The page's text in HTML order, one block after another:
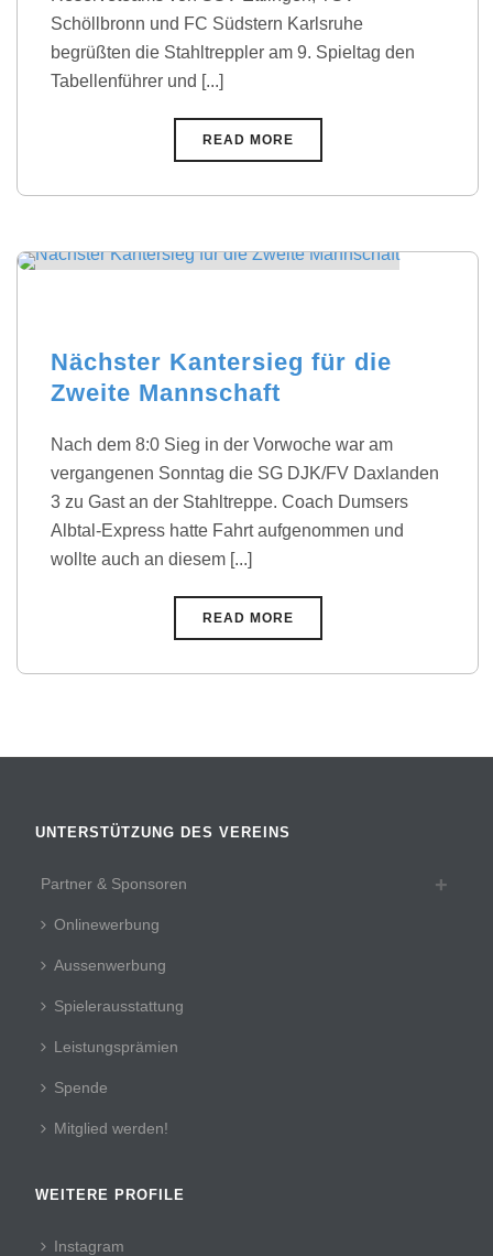
Schöllbronn und FC Südstern Karlsruhe
begrüßten die Stahltreppler am 9. Spieltag den
Tabellenführer und [...]
READ MORE
Nächster Kantersieg für die
Zweite Mannschaft
Nach dem 8:0 Sieg in der Vorwoche war am
vergangenen Sonntag die SG DJK/FV Daxlanden
3 zu Gast an der Stahltreppe. Coach Dumsers
Albtal-Express hatte Fahrt aufgenommen und
wollte auch an diesem [...]
READ MORE
UNTERSTÜTZUNG DES VEREINS
Partner & Sponsoren
Onlinewerbung
Aussenwerbung
Spielerausstattung
Leistungsprämien
Spende
Mitglied werden!
WEITERE PROFILE
Instagram